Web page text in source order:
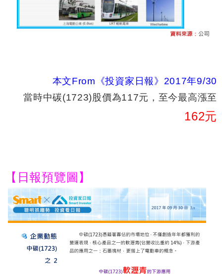
本文From《投資家日報》2017年9/30
當時中碳(1723)股價為117元，至今最高漲至
162元
【日報預覽圖】